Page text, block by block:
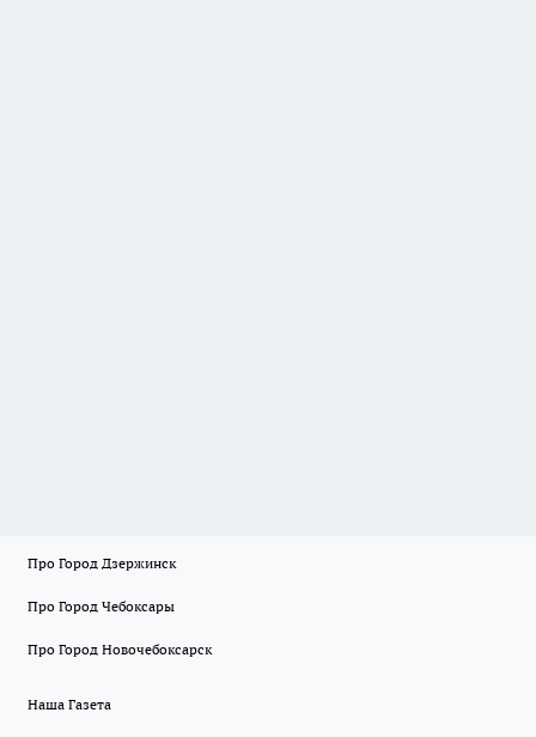
Про Город Дзержинск
Про Город Чебоксары
Про Город Новочебоксарск
Наша Газета